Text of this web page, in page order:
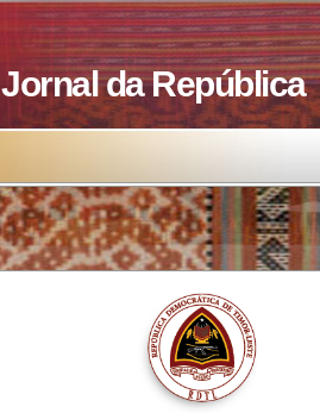
Jornal da República